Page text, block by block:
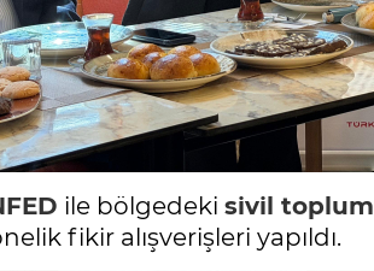
ile bölgedeki sivil toplum
fikir alışverişleri yapıldı.